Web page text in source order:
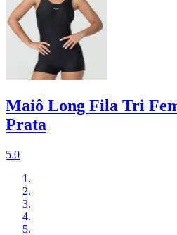
Maiô Long Fila Tri
Prata
5.0